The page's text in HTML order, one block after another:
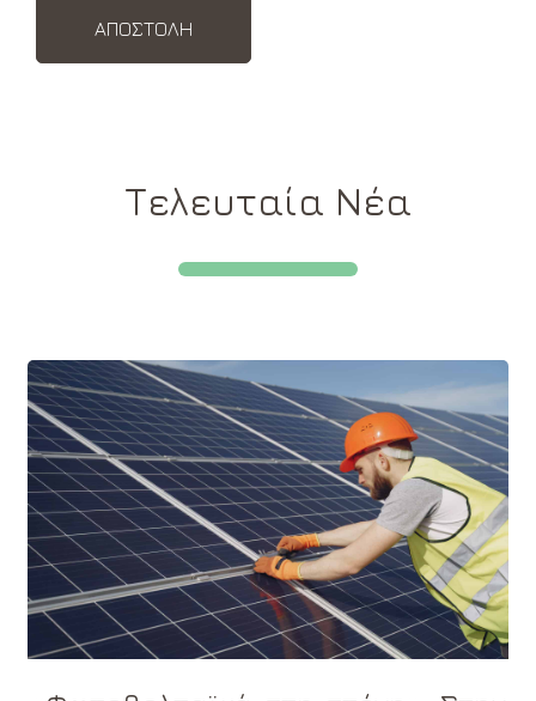
Τελευταία Νέα